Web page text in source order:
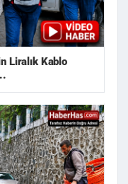
Liralık Kablo